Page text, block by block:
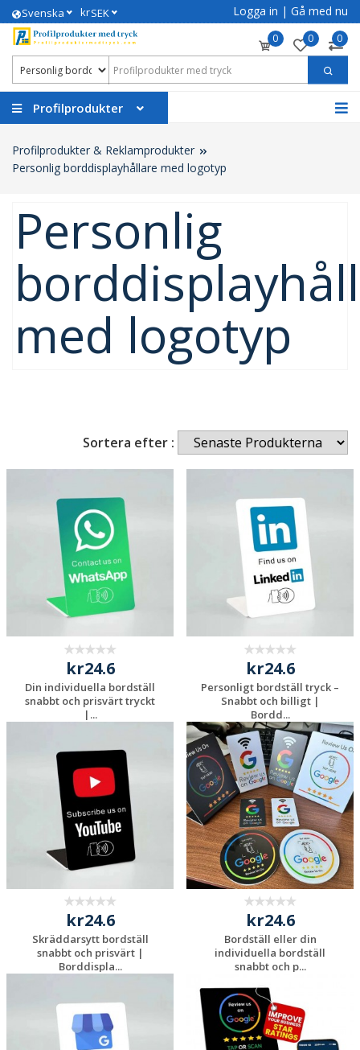
Svenska krSEK Logga in | Gå med nu
0 0 0
Profilprodukter
Profilprodukter & Reklamprodukter
Personlig borddisplayhållare med logotyp
Personlig
med logotyp
Sortera efter :
kr24.6
Din individuella bordställ
snabbt och prisvärt tryckt
|...
kostnadsfri offert
kr24.6
Personligt bordställ tryck –
Snabbt och billigt |
Bordd...
Begär en
kostnadsfri offert
kr24.6
Skräddarsytt bordställ
snabbt och prisvärt |
Borddispla...
kostnadsfri offert
kr24.6
Bordställ eller din
individuella bordställ
snabbt och p...
Begär en
kostnadsfri offert